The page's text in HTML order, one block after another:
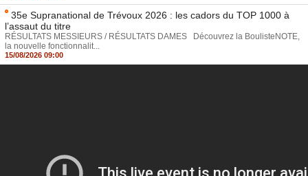
35e Supranational de Trévoux 2026 : les cadors du TOP 1000 à
l’assaut du titre
RÉSULTATS MESSIEURS / RÉSULTATS DAMES Découvrez la BoulisteNOTE,
la nouvelle fonctionnalit...
15/08/2026 09:00